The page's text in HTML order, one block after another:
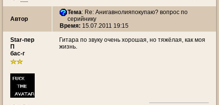
Автор
Тема: Re: Анигавнолияпокупаю? вопрос по
серийнику
Время: 15.07.2011 19:15
Star-пер
П
бас-г
Гитара по звуку очень хорошая, но тяжёлая, как моя
жизнь.